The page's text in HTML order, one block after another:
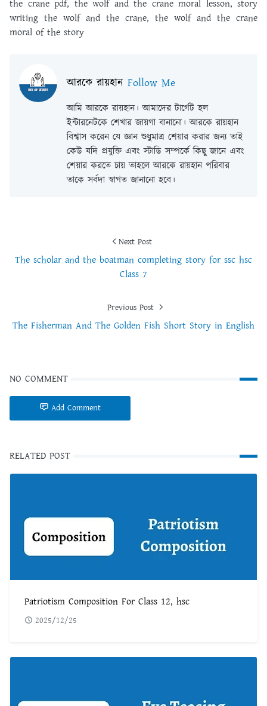
the crane pdf, the wolf and the crane moral lesson, story
writing the wolf and the crane, the wolf and the crane
moral of the story
আরকে রায়হান Follow Me
আমি আরকে রায়হান। আমাদের টার্গেট হল
ইন্টারনেটকে শেখার জায়গা বানানো। আরকে রায়হান
বিশ্বাস করেন যে জ্ঞান শুধুমাত্র শেয়ার করার জন্য তাই
কেউ যদি প্রযুক্তি এবং স্টাডি সম্পর্কে কিছু জানে এবং
শেয়ার করতে চায় তাহলে আরকে রায়হান পরিবার
তাকে সর্বদা স্বাগত জানানো হবে।
Next Post
The scholar and the boatman completing story for ssc hsc
Class 7
Previous Post
The Fisherman And The Golden Fish Short Story in English
NO COMMENT
Add Comment
RELATED POST
Patriotism Composition For Class 12, hsc
2025/12/25